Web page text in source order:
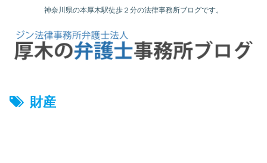
神奈川県の本厚木駅徒歩２分の法律事務所ブログです。
財産